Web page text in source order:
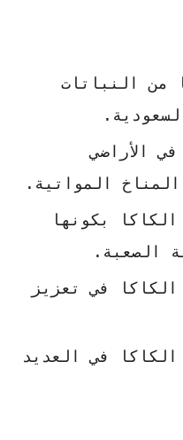
من النباتات
في الأراضي
المواتية.
بكونها
الصعبة.
في تعزيز
في العديد